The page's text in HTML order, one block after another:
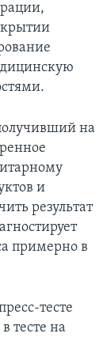
на
и
результат
примерно в
тесте
тесте на